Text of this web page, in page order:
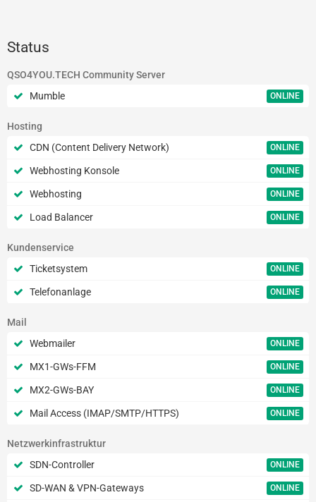
Status
QSO4YOU.TECH Community Server
Mumble
ONLINE
Hosting
CDN (Content Delivery Network)
ONLINE
Webhosting Konsole ONLINE
Webhosting ONLINE
Load Balancer ONLINE
Kundenservice
Ticketsystem
ONLINE
Telefonanlage ONLINE
Mail
Webmailer
ONLINE
MX1-GWs-FFM ONLINE
MX2-GWs-BAY ONLINE
Mail Access (IMAP/SMTP/HTTPS) ONLINE
Netzwerkinfrastruktur
SDN-Controller
ONLINE
SD-WAN & VPN-Gateways ONLINE